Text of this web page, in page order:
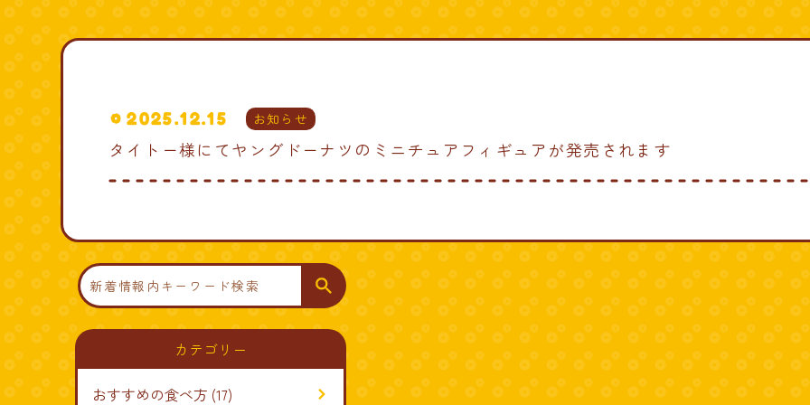
2025.12.15 お知らせ
タイトー様にてヤングドーナツのミニチュアフィギュアが発売されます
検
索
カテゴリー
おすすめの食べ方 (17)